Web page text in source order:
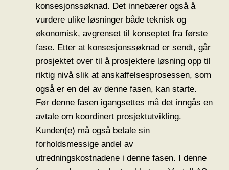
konsesjonssøknad. Det innebærer også å
vurdere ulike løsninger både teknisk og
økonomisk, avgrenset til konseptet fra første
fase. Etter at konsesjonssøknad er sendt, går
prosjektet over til å prosjektere løsning opp til
riktig nivå slik at anskaffelsesprosessen, som
også er en del av denne fasen, kan starte.
Før denne fasen igangsettes må det inngås en
avtale om koordinert prosjektutvikling.
Kunden(e) må også betale sin
forholdsmessige andel av
utredningskostnadene i denne fasen. I denne